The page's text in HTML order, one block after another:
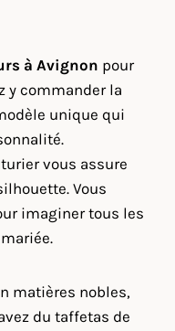
à Avignon pour
y commander la
unique qui
vous assure
Vous
imaginer tous les
matières nobles,
du taffetas de